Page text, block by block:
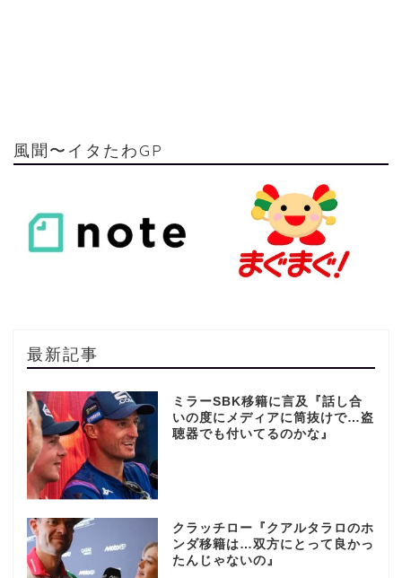
風聞〜イタたわGP
最新記事
ミラーSBK移籍に言及『話し合
いの度にメディアに筒抜けで…盗
聴器でも付いてるのかな』
クラッチロー『クアルタラロのホ
ンダ移籍は…双方にとって良かっ
たんじゃないの』